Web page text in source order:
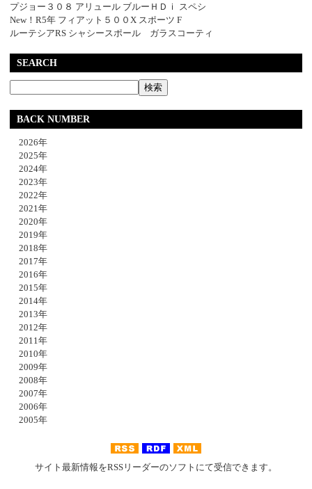
プジョー３０８ アリュール ブルーＨＤｉ スペシ
New！R5年 フィアット５００X スポーツ F
ルーテシアRS シャシースポール ガラスコーティ
SEARCH
BACK NUMBER
2026年
2025年
2024年
2023年
2022年
2021年
2020年
2019年
2018年
2017年
2016年
2015年
2014年
2013年
2012年
2011年
2010年
2009年
2008年
2007年
2006年
2005年
サイト最新情報をRSSリーダーのソフトにて受信できます。